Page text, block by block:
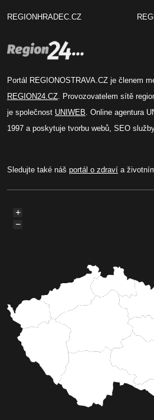
REGIONHRADEC.CZ
Portál REGIONOSTRAVA.CZ je členem
REGION24.CZ. Provozovatelem sítě
je společnost UNIWEB. Online agentura
1997 a poskytuje tvorbu webů, SEO
Sledujte také náš portál o zdraví a
+
−